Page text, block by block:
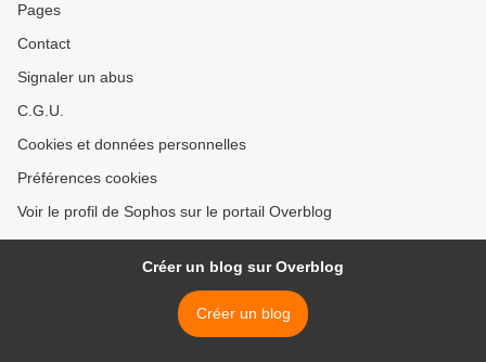
Pages
Contact
Signaler un abus
C.G.U.
Cookies et données personnelles
Préférences cookies
Voir le profil de Sophos sur le portail Overblog
Créer un blog sur Overblog
Créer un blog